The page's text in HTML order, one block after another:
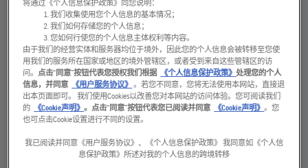
重量
千克 15 kN
数小时高效工作
轻松操作，效果出色
用水更少，作业更多
将通过《个人信息保护政策》向您说明：
我们收集使用您个人信息的基本情况；
我们如何存储您的个人信息；
您如何行使您的个人信息主体权利等内容。
由于我们的经营实体和服务器均位于境外，因此您的个人信息会被转移至您使
用我们的服务所在国家或地区的境外管辖区，或者受到来自这些管辖区的访
问。 点击“同意”按钮代表您授权我们根据 《个人信息保护政策》处理您的个人
信息，并同意
《用户服务协议》 。若您不同意，您将无法使用本网站，直接退
出本页面即可。 我们使用Cookies以改善您对本网站的访问体验。您可阅读我们
的
《Cookie声明》。点击“同意”按钮代表您已阅读并同意 《Cookie声明》。您
也可点击Cookie设置进行不同的设置。
我已阅读并同意《用户服务协议》、《个人信息保护政策》 我同意如《个人信
息保护政策》所述对我的个人信息的跨境转移